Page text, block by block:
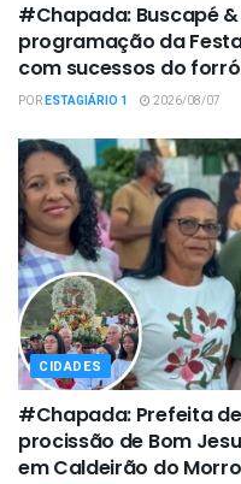
#Chapada: Buscapé
programação da
com sucessos do forró
PORESTAGIÁRIO 1 2026/08/07
CIDADES
#Chapada: Prefeita
procissão de Bom
em Caldeirão do Morro